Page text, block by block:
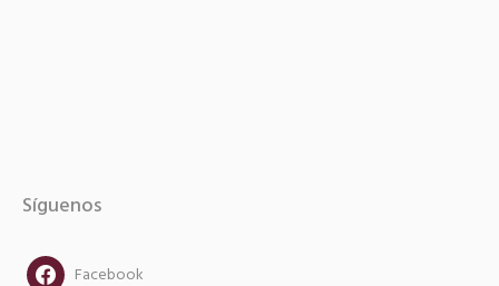
Síguenos
facebookFacebook